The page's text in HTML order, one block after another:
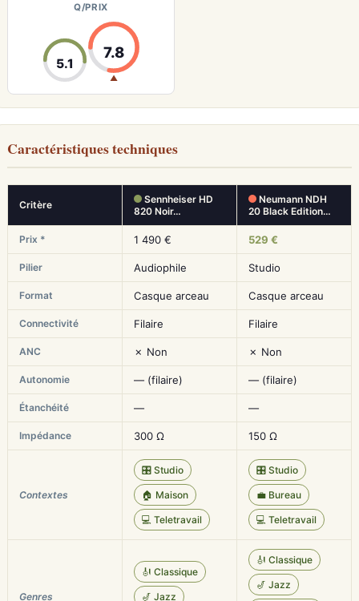
Q/PRIX
5.1
7.8
▲
Caractéristiques techniques
Critère
Sennheiser HD
820 Noir…
Neumann NDH
20 Black Edition…
Prix * 1 490 € 529 €
Pilier Audiophile Studio
Format Casque arceau Casque arceau
Connectivité Filaire Filaire
ANC ✗ Non ✗ Non
Autonomie — (filaire) — (filaire)
Étanchéité — —
Impédance 300 Ω 150 Ω
Contextes
🎛️ Studio
🏠 Maison
💻 Teletravail
🎛️ Studio
💼 Bureau
💻 Teletravail
Genres
🎻 Classique
🎷 Jazz
🎻 Classique
🎷 Jazz